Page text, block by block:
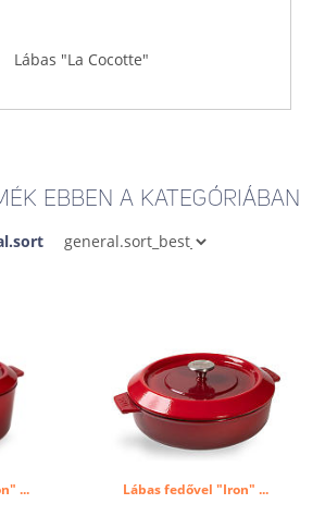
Lábas "La Cocotte"
EBBEN A KATEGÓRIÁBAN
... Lábas fedővel "Iron" ...